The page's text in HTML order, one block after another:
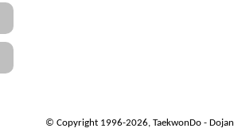
© Copyright 1996-2026, TaekwonDo -